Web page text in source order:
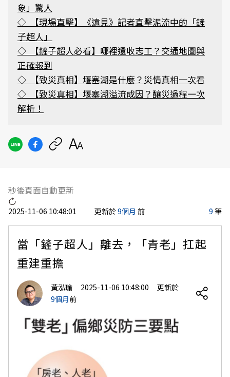
象」驚人
◇
【現場直擊】《遠見》記者直擊泥流中的「鏟
子超人」
◇
【鏟子超人必看】哪裡還收志工？交通地圖與
正確報到
◇
【致災真相】堰塞湖是什麼？災情真相一次看
◇
【致災真相】堰塞湖溢流成因？釀災過程一次
解析！
秒後頁面自動更新
2025-11-06 10:48:01 更新於9個月 前 9 筆
當「鏟子超人」離去，「青老」扛起
重建重擔
黃泓瑜 2025-11-06 10:48:00
更新於
9個月前